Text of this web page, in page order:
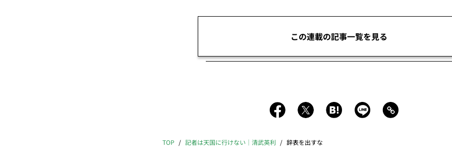
この連載の記事一覧を見る
TOP 記者は天国に行けない｜清武英利 辞表を出すな